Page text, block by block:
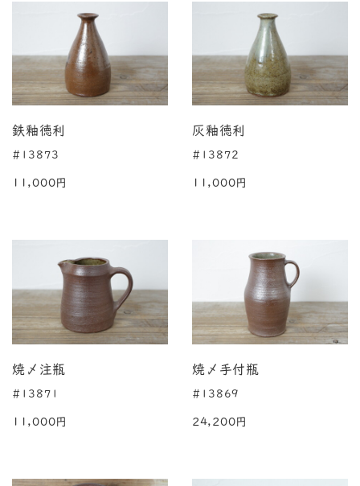
鉄釉徳利
#13873
11,000円
灰釉徳利
#13872
11,000円
焼〆注瓶
#13871
11,000円
焼〆手付瓶
#13869
24,200円